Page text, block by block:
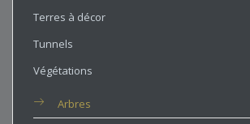
Terres à décor
Tunnels
Végétations
Arbres